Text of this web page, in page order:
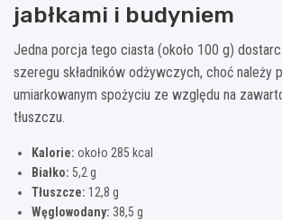
jabłkami i budyniem
Jedna porcja tego ciasta (około 100 g)
szeregu składników odżywczych, choć należy
umiarkowanym spożyciu ze względu na
tłuszczu.
Kalorie: około 285 kcal
Białko: 5,2 g
Tłuszcze: 12,8 g
Węglowodany: 38,5 g